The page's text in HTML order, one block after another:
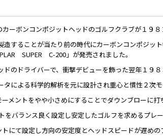
ーボンコンポジットヘッドのゴルフクラブが１９８
することが当たり前の時代にカーボンコンポジッ
SUPER C-200」が発売されました。
のドライバーで、衝撃デビューを飾った翌年１９８
による科学的解析を元に設計され重心と慣性２次
メントをやや小さめにすることでダウンブローに打
バランス良く設定し安定したゴルフを求めるプレー
にて設定し方向の安定度とヘッドスピードが遅めの